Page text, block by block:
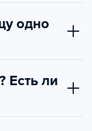
одно
Есть ли